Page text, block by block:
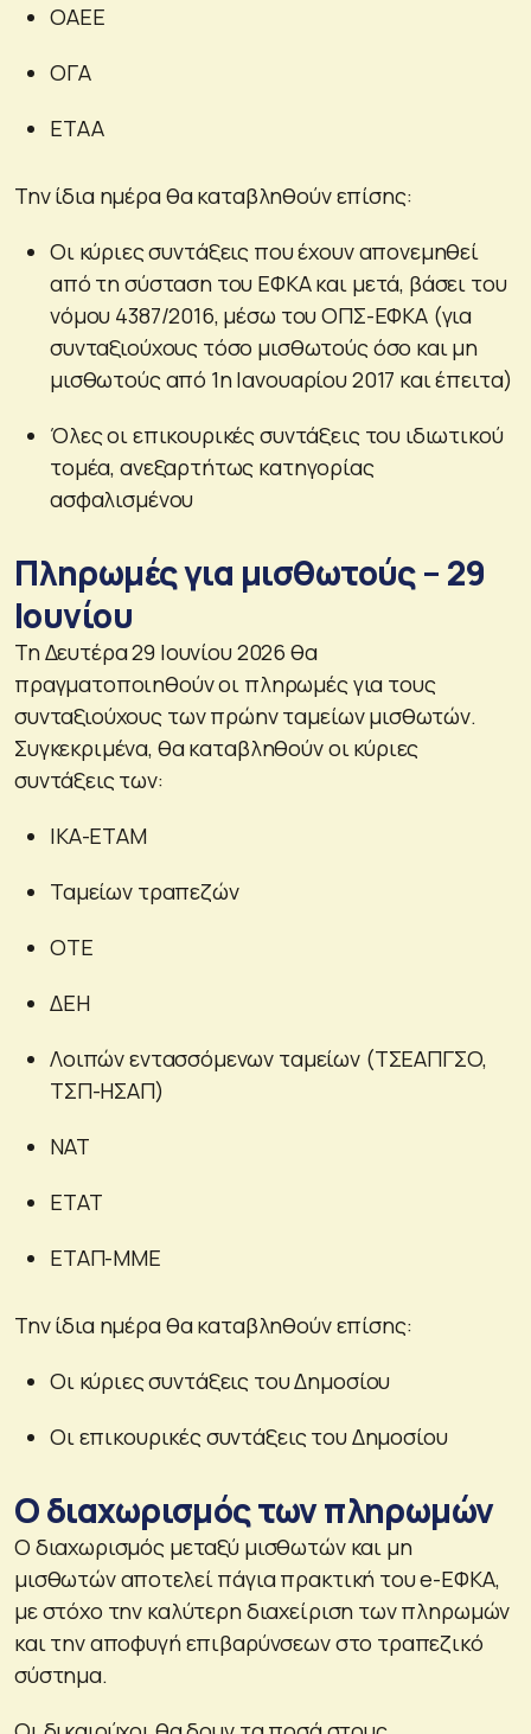
ΟΑΕΕ
ΟΓΑ
ΕΤΑΑ
Την ίδια ημέρα θα καταβληθούν επίσης:
Οι κύριες συντάξεις που έχουν απονεμηθεί
από τη σύσταση του ΕΦΚΑ και μετά, βάσει του
νόμου 4387/2016, μέσω του ΟΠΣ-ΕΦΚΑ (για
συνταξιούχους τόσο μισθωτούς όσο και μη
μισθωτούς από 1η Ιανουαρίου 2017 και έπειτα)
Όλες οι επικουρικές συντάξεις του ιδιωτικού
τομέα, ανεξαρτήτως κατηγορίας
ασφαλισμένου
Πληρωμές για μισθωτούς – 29
Ιουνίου
Τη Δευτέρα 29 Ιουνίου 2026 θα
πραγματοποιηθούν οι πληρωμές για τους
συνταξιούχους των πρώην ταμείων μισθωτών.
Συγκεκριμένα, θα καταβληθούν οι κύριες
συντάξεις των:
ΙΚΑ-ΕΤΑΜ
Ταμείων τραπεζών
ΟΤΕ
ΔΕΗ
Λοιπών εντασσόμενων ταμείων (ΤΣΕΑΠΓΣΟ,
ΤΣΠ-ΗΣΑΠ)
ΝΑΤ
ΕΤΑΤ
ΕΤΑΠ-ΜΜΕ
Την ίδια ημέρα θα καταβληθούν επίσης:
Οι κύριες συντάξεις του Δημοσίου
Οι επικουρικές συντάξεις του Δημοσίου
Ο διαχωρισμός των πληρωμών
Ο διαχωρισμός μεταξύ μισθωτών και μη
μισθωτών αποτελεί πάγια πρακτική του e-ΕΦΚΑ,
με στόχο την καλύτερη διαχείριση των πληρωμών
και την αποφυγή επιβαρύνσεων στο τραπεζικό
σύστημα.